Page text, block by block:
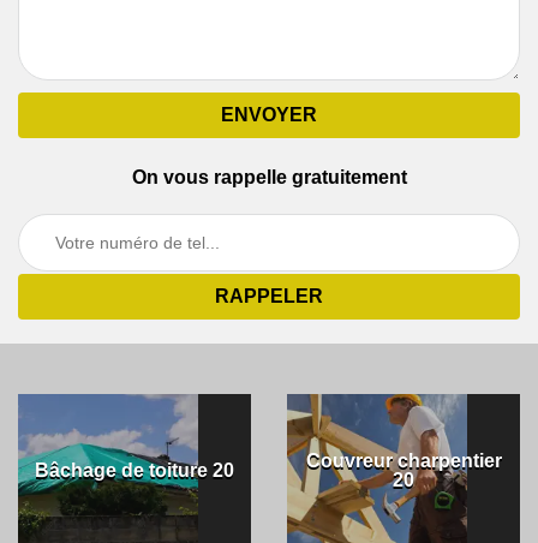
On vous rappelle gratuitement
Bâchage de toiture 20
Couvreur charpentier
20